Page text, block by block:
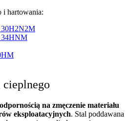
i hartowania:
30H2N2M
34HNM
cieplnego
na zmęczenie materiału
eksploatacyjnych. Stal poddawana